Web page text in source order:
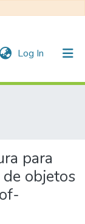
Log In (current)
para
objetos